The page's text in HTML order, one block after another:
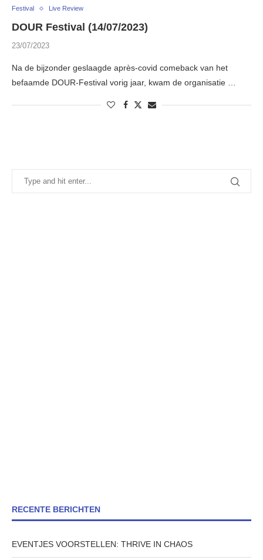
Festival Live Review
DOUR Festival (14/07/2023)
23/07/2023
Na de bijzonder geslaagde après-covid comeback van het
befaamde DOUR-Festival vorig jaar, kwam de organisatie …
RECENTE BERICHTEN
EVENTJES VOORSTELLEN: THRIVE IN CHAOS